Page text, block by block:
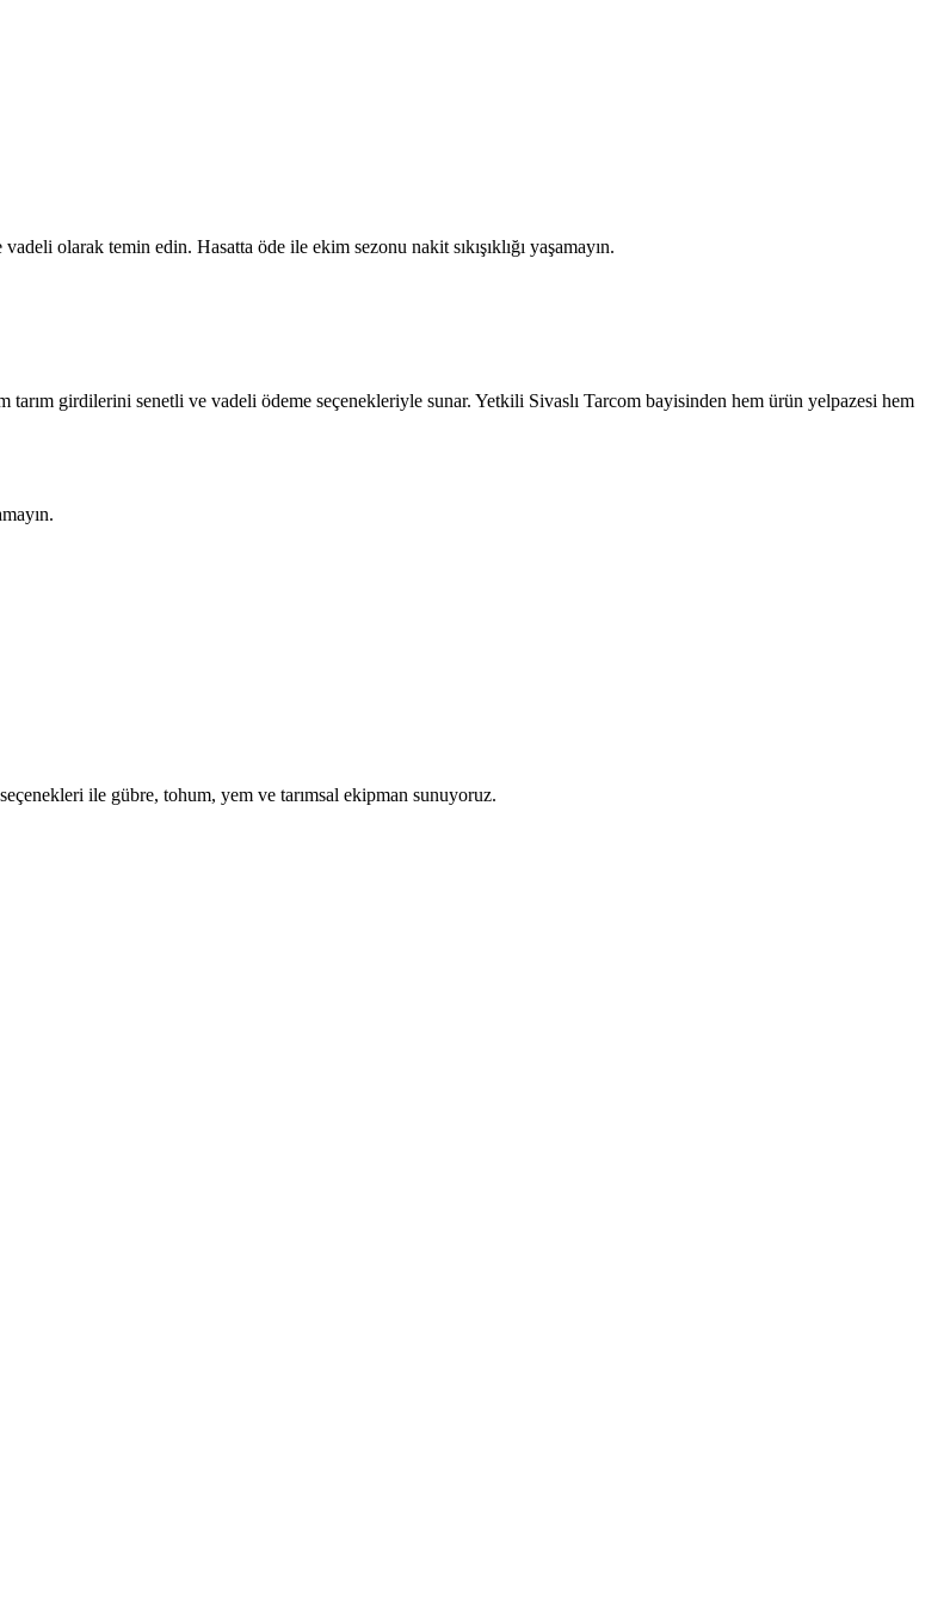
olarak temin edin. Hasatta öde ile ekim sezonu nakit sıkışıklığı yaşamayın.
tarım girdilerini senetli ve vadeli ödeme seçenekleriyle sunar. Yetkili Sivaslı Tarcom bayisinden hem ürün yelpazesi hem
ile gübre, tohum, yem ve tarımsal ekipman sunuyoruz.